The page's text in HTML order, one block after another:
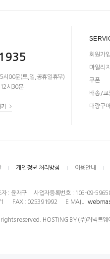
시00분(토,일,공휴일휴무)
시30분
회원가
마일리
쿠폰
배송/교
대량구
개인정보 처리방침 이용안내
자 : 윤재구
사업자등록번호 : 105-09-
FAX : 025391992 E MAIL :
reserved. HOSTING BY (주)커넥트